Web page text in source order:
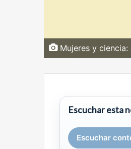
Mujeres y ciencia:
Escuchar esta
Escuchar